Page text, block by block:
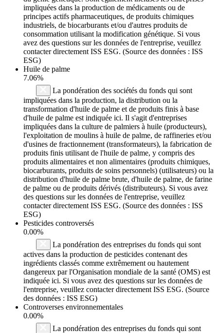
impliquées dans la production de médicaments ou de
principes actifs pharmaceutiques, de produits chimiques
industriels, de biocarburants et/ou d'autres produits de
consommation utilisant la modification génétique. Si vous
avez des questions sur les données de l'entreprise, veuillez
contacter directement ISS ESG. (Source des données : ISS
ESG)
Huile de palme
7.06%
La pondération des sociétés du fonds qui sont
impliquées dans la production, la distribution ou la
transformation d'huile de palme et de produits finis à base
d'huile de palme est indiquée ici. Il s'agit d'entreprises
impliquées dans la culture de palmiers à huile (producteurs),
l'exploitation de moulins à huile de palme, de raffineries et/ou
d'usines de fractionnement (transformateurs), la fabrication de
produits finis utilisant de l'huile de palme, y compris des
produits alimentaires et non alimentaires (produits chimiques,
biocarburants, produits de soins personnels) (utilisateurs) ou la
distribution d'huile de palme brute, d'huile de palme, de farine
de palme ou de produits dérivés (distributeurs). Si vous avez
des questions sur les données de l'entreprise, veuillez
contacter directement ISS ESG. (Source des données : ISS
ESG)
Pesticides controversés
0.00%
La pondération des entreprises du fonds qui sont
actives dans la production de pesticides contenant des
ingrédients classés comme extrêmement ou hautement
dangereux par l'Organisation mondiale de la santé (OMS) est
indiquée ici. Si vous avez des questions sur les données de
l'entreprise, veuillez contacter directement ISS ESG. (Source
des données : ISS ESG)
Controverses environnementales
0.00%
La pondération des entreprises du fonds qui sont